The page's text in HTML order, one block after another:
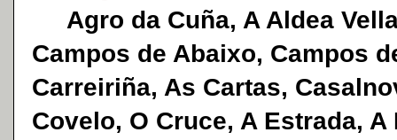
Agro da Cuña, A Aldea
Campos de Abaixo, Campos
Carreiriña, As Cartas,
Covelo, O Cruce, A Estrada,